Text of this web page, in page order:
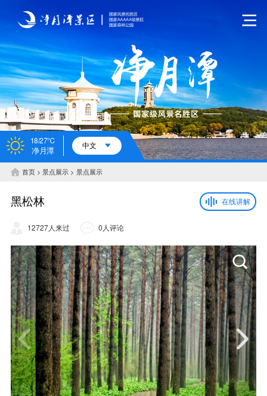
18/27℃
净月潭 中文
首页 景点展示 景点展示
黑松林 在线讲解
12727人来过 0人评论